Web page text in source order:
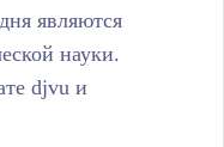
являются
науки.
djvu и